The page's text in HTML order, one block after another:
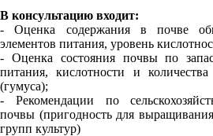
В консультацию входит:
- Оценка содержания в почве
элементов питания, уровень
- Оценка состояния почвы по
питания, кислотности и количества
(гумуса);
- Рекомендации по
почвы (пригодность для
групп культур)